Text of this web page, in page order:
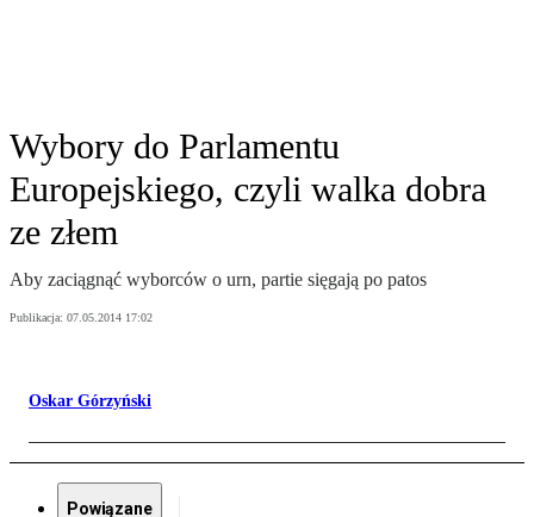
Wybory do Parlamentu
Europejskiego, czyli walka dobra
ze złem
Aby zaciągnąć wyborców o urn, partie sięgają po patos
Publikacja: 07.05.2014 17:02
Oskar Górzyński
Powiązane